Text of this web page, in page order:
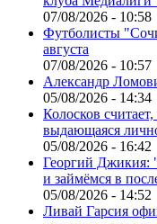
07/08/2026 - 10:58
Футболисты
августа
07/08/2026 - 10:57
Александр
05/08/2026 - 14:34
Колосков
выдающаяся
05/08/2026 - 16:42
Георгий Джикия:
и займёмся в
05/08/2026 - 14:52
Ливай Гарсия